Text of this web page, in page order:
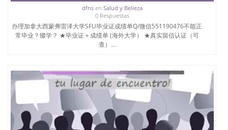
dfnsen Salud y Belleza
0 Respuestas
办理加拿大西蒙弗雷泽大学SFU毕业证成绩单Q/微信551190476不能正
常毕业？辍学？ ★毕业证＋成绩单 (海外大学） ★真实留信认证（可
查）...